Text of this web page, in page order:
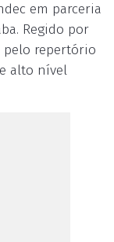
em parceria
Regido por
repertório
alto nível